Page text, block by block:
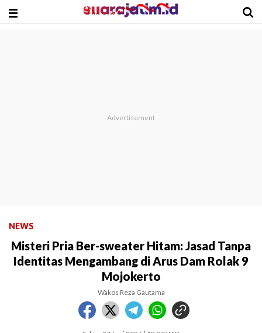
NEWS
Misteri Pria Ber-sweater Hitam: Jasad Tanpa
Identitas Mengambang di Arus Dam Rolak 9
Mojokerto
Wakos Reza Gautama